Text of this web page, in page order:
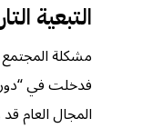
التبعية
مشكلة
فدخلت في
المجال العام